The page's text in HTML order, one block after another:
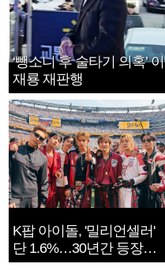
‘뺑소니 후 술타기 의혹’ 이
재룡 재판행
K팝 아이돌, '밀리언셀러'
단 1.6%…30년간 등장
1182개팀 전수조사